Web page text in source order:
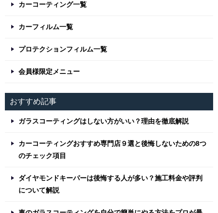
カーコーティング一覧
カーフィルム一覧
プロテクションフィルム一覧
会員様限定メニュー
おすすめ記事
ガラスコーティングはしない方がいい？理由を徹底解説
カーコーティングおすすめ専門店９選と後悔しないための8つ
のチェック項目
ダイヤモンドキーパーは後悔する人が多い？施工料金や評判
について解説